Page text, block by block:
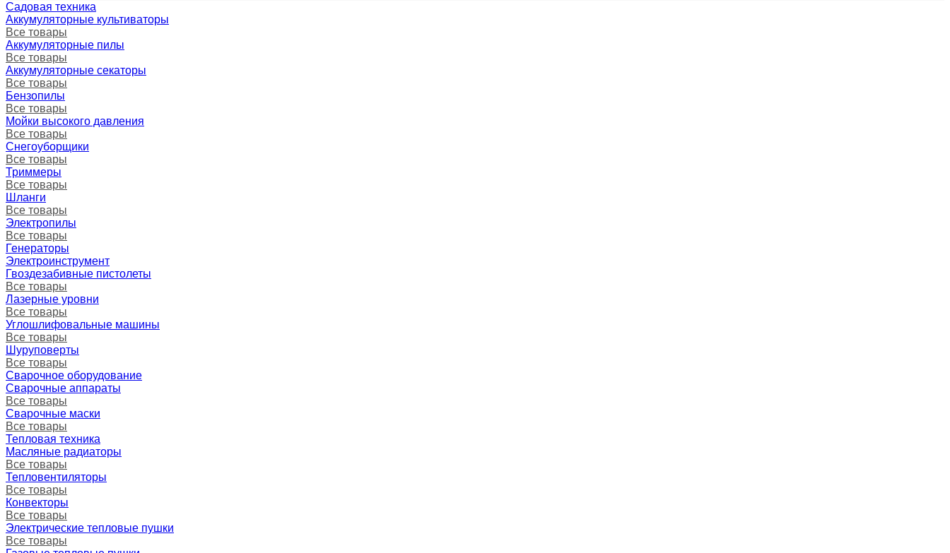
Садовая техника
Аккумуляторные культиваторы
Все товары
Аккумуляторные пилы
Все товары
Аккумуляторные секаторы
Все товары
Бензопилы
Все товары
Мойки высокого давления
Все товары
Снегоуборщики
Все товары
Триммеры
Все товары
Шланги
Все товары
Электропилы
Все товары
Генераторы
Электроинструмент
Гвоздезабивные пистолеты
Все товары
Лазерные уровни
Все товары
Углошлифовальные машины
Все товары
Шуруповерты
Все товары
Сварочное оборудование
Сварочные аппараты
Все товары
Сварочные маски
Все товары
Тепловая техника
Масляные радиаторы
Все товары
Тепловентиляторы
Все товары
Конвекторы
Все товары
Электрические тепловые пушки
Все товары